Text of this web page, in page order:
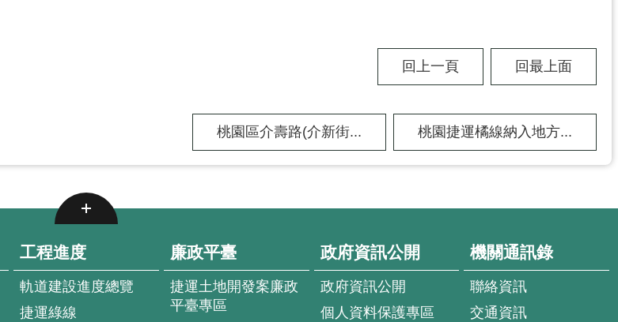
回上一頁 回最上面
桃園區介壽路(介新街... 桃園捷運橘線納入地方...
工程進度
軌道建設進度總覽
捷運綠線
廉政平臺
捷運土地開發案廉政
平臺專區
政府資訊公開
政府資訊公開
個人資料保護專區
機關通訊錄
聯絡資訊
交通資訊